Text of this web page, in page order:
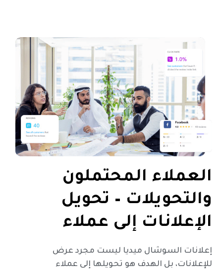
العملاء المحتملون
والتحويلات – تحويل
الإعلانات إلى عملاء
إعلانات السوشال ميديا ليست مجرد عرض
للإعلانات، بل الهدف هو تحويلها إلى عملاء